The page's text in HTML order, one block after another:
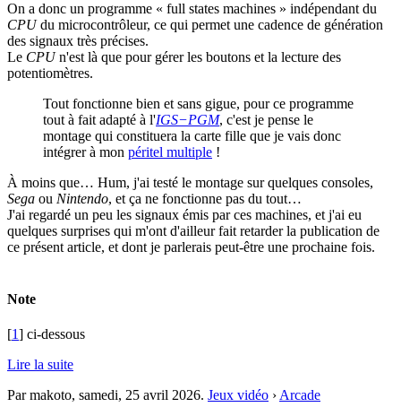
On a donc un programme « full states machines » indépendant du
CPUdu microcontrôleur, ce qui permet une cadence de génération
des signaux très précises.
Le CPUn'est là que pour gérer les boutons et la lecture des
potentiomètres.
Tout fonctionne bien et sans gigue, pour ce programme
tout à fait adapté à l'IGS−PGM, c'est je pense le
montage qui constituera la carte fille que je vais donc
intégrer à mon péritel multiple !
À moins que… Hum, j'ai testé le montage sur quelques consoles,
Sega ou Nintendo, et ça ne fonctionne pas du tout…
J'ai regardé un peu les signaux émis par ces machines, et j'ai eu
quelques surprises qui m'ont d'ailleur fait retarder la publication de
ce présent article, et dont je parlerais peut-être une prochaine fois.
Note
[1] ci-dessous
Lire la suite
Par makoto, samedi, 25 avril 2026. Jeux vidéo › Arcade